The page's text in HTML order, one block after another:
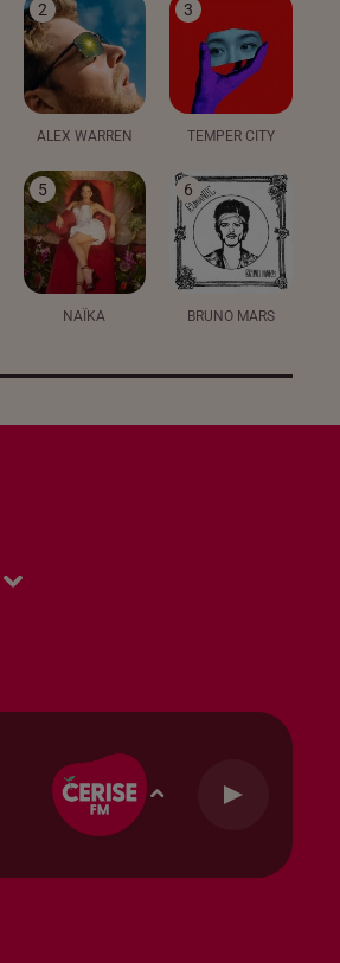
2
ALEX WARREN
3
TEMPER CITY
5
NAÏKA
6
BRUNO MARS